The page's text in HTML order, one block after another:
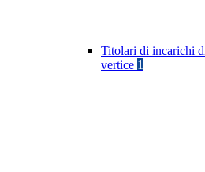
Titolari di incarichi
vertice 1